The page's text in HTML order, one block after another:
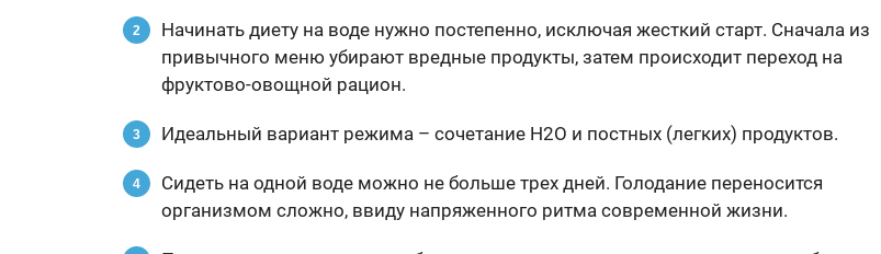
Начинать диету на воде нужно постепенно, исключая жесткий старт. Сначала из
привычного меню убирают вредные продукты, затем происходит переход на
фруктово-овощной рацион.
Идеальный вариант режима – сочетание Н2O и постных (легких) продуктов.
Сидеть на одной воде можно не больше трех дней. Голодание переносится
организмом сложно, ввиду напряженного ритма современной жизни.